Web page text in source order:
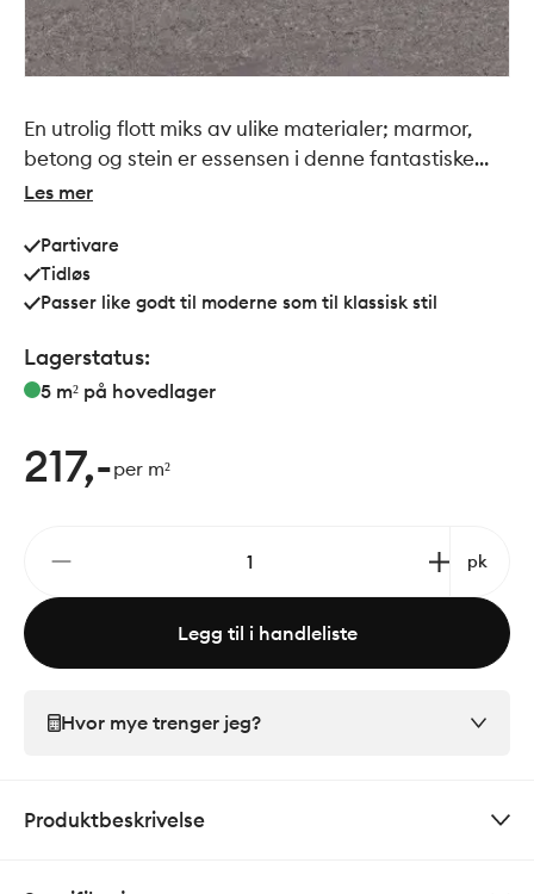
En utrolig flott miks av ulike materialer; marmor,
betong og stein er essensen i denne fantastiske
flisen. Et meget teknisk produkt som også er
Les mer
Partivare
Tidløs
Passer like godt til moderne som til klassisk stil
Lagerstatus:
5 m² på hovedlager
217,-per m²
pk
Legg til i handleliste
Hvor mye trenger jeg?
Produktbeskrivelse